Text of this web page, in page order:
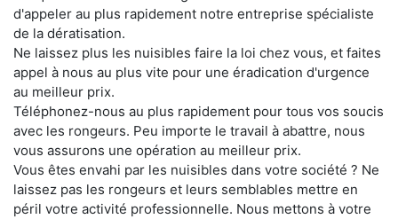
d'appeler au plus rapidement notre entreprise spécialiste
de la dératisation.
Ne laissez plus les nuisibles faire la loi chez vous, et faites
appel à nous au plus vite pour une éradication d'urgence
au meilleur prix.
Téléphonez-nous au plus rapidement pour tous vos soucis
avec les rongeurs. Peu importe le travail à abattre, nous
vous assurons une opération au meilleur prix.
Vous êtes envahi par les nuisibles dans votre société ? Ne
laissez pas les rongeurs et leurs semblables mettre en
péril votre activité professionnelle. Nous mettons à votre